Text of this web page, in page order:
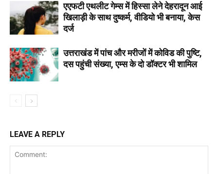
एएफटी एथलीट गेम्स में हिस्सा लेने देहरादून आई
खिलाड़ी के साथ दुष्कर्म, वीडियो भी बनाया, केस
दर्ज
उत्तराखंड में पांच और मरीजों में कोविड की पुष्टि,
दस पहुंची संख्या, एम्स के दो डॉक्टर भी शामिल
LEAVE A REPLY